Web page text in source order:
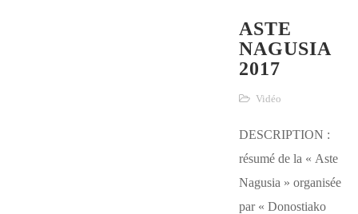
ASTE
NAGUSIA
2017
Vidéo
DESCRIPTION :
résumé de la « Aste
Nagusia » organisée
par « Donostiako